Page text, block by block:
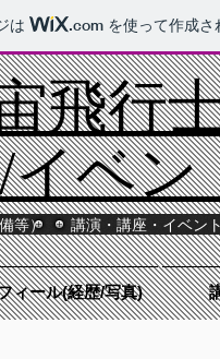
は .com を使って作成
飛行
イベン
等） 講演・講座・イベン
ィール(経歴/写真)